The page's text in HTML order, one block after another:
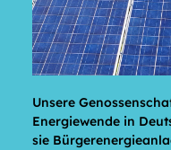
Unsere
Energiewende in
sie